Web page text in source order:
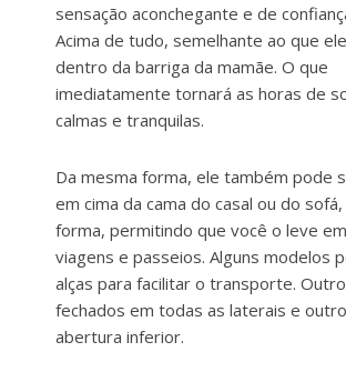
sensação aconchegante e de
Acima de tudo, semelhante ao que
dentro da barriga da mamãe. O que
imediatamente tornará as horas de
calmas e tranquilas.
Da mesma forma, ele também pode
em cima da cama do casal ou do
forma, permitindo que você o leve
viagens e passeios. Alguns modelos
alças para facilitar o transporte.
fechados em todas as laterais e
abertura inferior.